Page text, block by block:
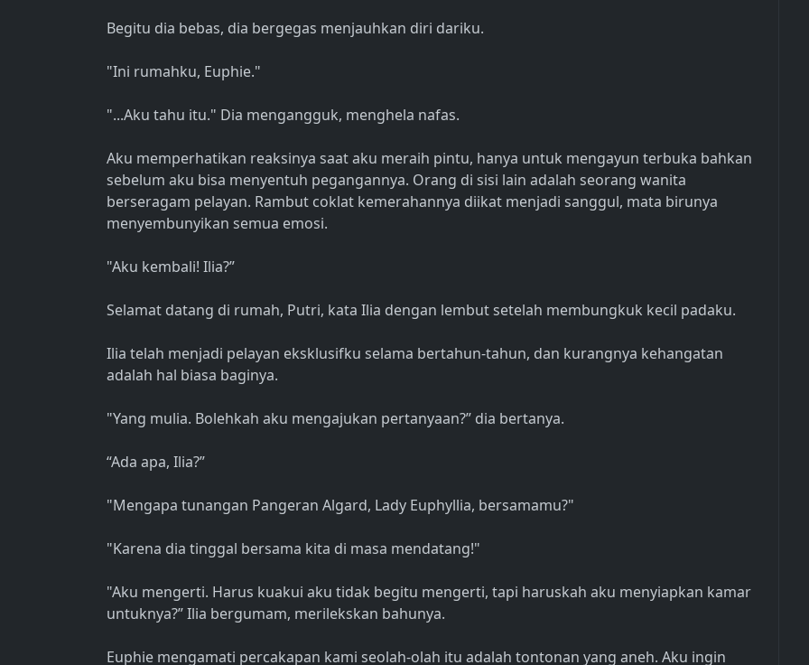
Begitu dia bebas, dia bergegas menjauhkan diri dariku.
"Ini rumahku, Euphie."
"...Aku tahu itu." Dia mengangguk, menghela nafas.
Aku memperhatikan reaksinya saat aku meraih pintu, hanya untuk mengayun terbuka bahkan
sebelum aku bisa menyentuh pegangannya. Orang di sisi lain adalah seorang wanita
berseragam pelayan. Rambut coklat kemerahannya diikat menjadi sanggul, mata birunya
menyembunyikan semua emosi.
"Aku kembali! Ilia?”
Selamat datang di rumah, Putri, kata Ilia dengan lembut setelah membungkuk kecil padaku.
Ilia telah menjadi pelayan eksklusifku selama bertahun-tahun, dan kurangnya kehangatan
adalah hal biasa baginya.
"Yang mulia. Bolehkah aku mengajukan pertanyaan?” dia bertanya.
“Ada apa, Ilia?”
"Mengapa tunangan Pangeran Algard, Lady Euphyllia, bersamamu?"
"Karena dia tinggal bersama kita di masa mendatang!"
"Aku mengerti. Harus kuakui aku tidak begitu mengerti, tapi haruskah aku menyiapkan kamar
untuknya?” Ilia bergumam, merilekskan bahunya.
Euphie mengamati percakapan kami seolah-olah itu adalah tontonan yang aneh. Aku ingin